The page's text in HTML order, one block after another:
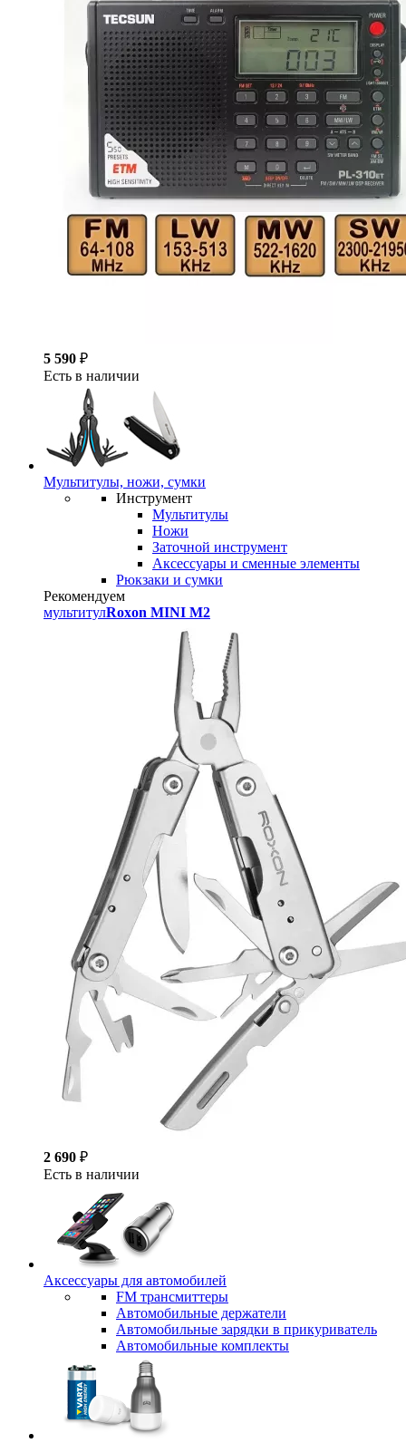
5 590 ₽
Есть в наличии
Мультитулы, ножи, сумки
Инструмент
Мультитулы
Ножи
Заточной инструмент
Аксессуары и сменные элементы
Рюкзаки и сумки
Рекомендуем
мультитулRoxon MINI M2
2 690 ₽
Есть в наличии
Аксессуары для автомобилей
FM трансмиттеры
Автомобильные держатели
Автомобильные зарядки в прикуриватель
Автомобильные комплекты